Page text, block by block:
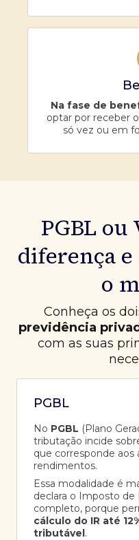
Na fase de
optar por receber
só vez ou em
PGBL ou
diferença
o
Conheça os
previdência
com as suas
PGBL
No PGBL (Plano
tributação incide
que corresponde
rendimentos.
Essa modalidade é
declara o Imposto
completo, porque
cálculo do IR até
tributável.